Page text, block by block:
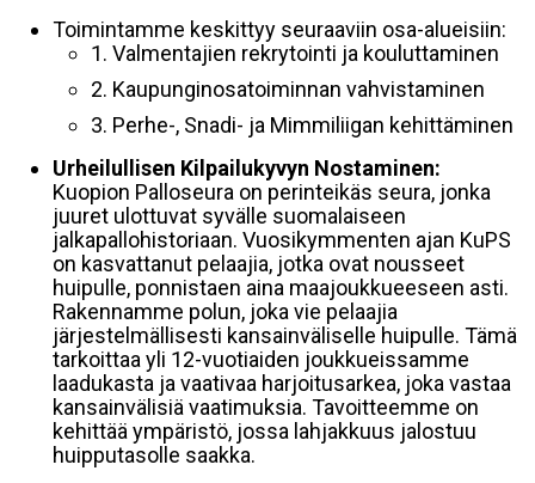
Toimintamme keskittyy seuraaviin osa-alueisiin:
1. Valmentajien rekrytointi ja kouluttaminen
2. Kaupunginosatoiminnan vahvistaminen
3. Perhe-, Snadi- ja Mimmiliigan kehittäminen
Urheilullisen Kilpailukyvyn Nostaminen:
Kuopion Palloseura on perinteikäs seura, jonka
juuret ulottuvat syvälle suomalaiseen
jalkapallohistoriaan. Vuosikymmenten ajan KuPS
on kasvattanut pelaajia, jotka ovat nousseet
huipulle, ponnistaen aina maajoukkueeseen asti.
Rakennamme polun, joka vie pelaajia
järjestelmällisesti kansainväliselle huipulle. Tämä
tarkoittaa yli 12-vuotiaiden joukkueissamme
laadukasta ja vaativaa harjoitusarkea, joka vastaa
kansainvälisiä vaatimuksia. Tavoitteemme on
kehittää ympäristö, jossa lahjakkuus jalostuu
huipputasolle saakka.